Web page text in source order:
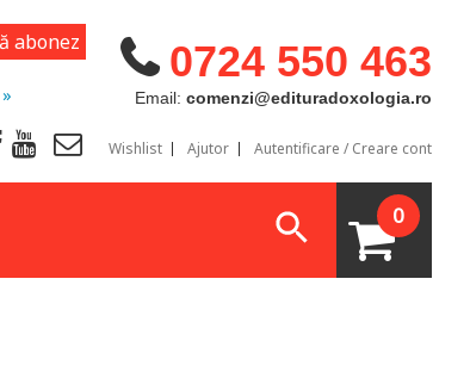
0724 550 463
Email: comenzi@edituradoxologia.ro
Wishlist Ajutor Autentificare / Creare cont
0